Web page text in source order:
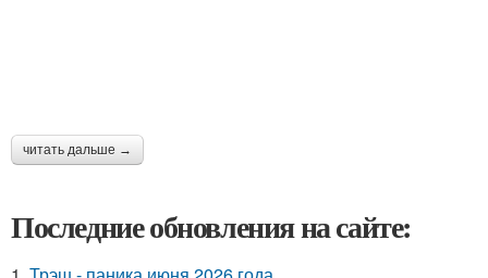
читать дальше →
Последние обновления на сайте: